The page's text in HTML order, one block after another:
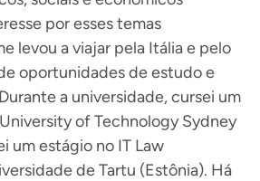
por esses temas
levou a viajar pela Itália e pelo
oportunidades de estudo e
a universidade, cursei um
of Technology Sydney
um estágio no IT Law
de Tartu (Estônia). Há